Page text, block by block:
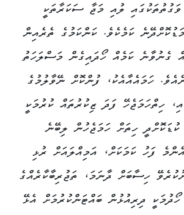
ލުއި މަޖާ ސަކަރާތަކީ
ކަމެކެވެ. ކަންކަމުގެ ތެރެއިން
ގެނުވާނެ ކަމެއް ހޯދައިގެން މަސްލަހަތު
ހަމައެއާއެކު، ފުންކޮށް ނޭވާލުމުގެ
ހިތްހަމަޖެހޭ ފަދަ ޒިކުރުތައް ކުރުމަކީ
ހިތަށް ހަމަޖެހުން ލިބޭނެ
ފަހު ކަމަކަށް، އަމިއްލައަށް ރުޅި
ހިސާބަށް ދާނަމަ، ތަޖުރިބާކާރެއްގެ
ދިރިއުޅުން ބައްޓަންކުރުމަށް އެޅޭ